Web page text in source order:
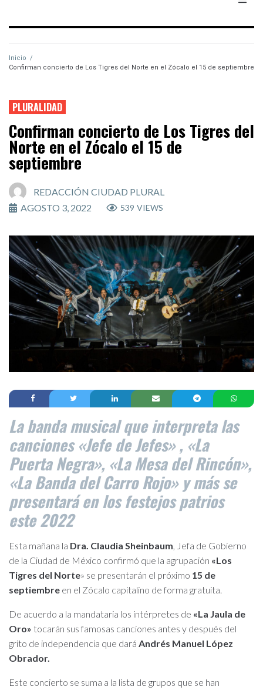
Inicio /
Confirman concierto de Los Tigres del Norte en el Zócalo el 15 de septiembre
PLURALIDAD
Confirman concierto de Los Tigres del
Norte en el Zócalo el 15 de
septiembre
REDACCIÓN CIUDAD PLURAL
AGOSTO 3, 2022
539 VIEWS
La banda musical que interpreta las
canciones «Jefe de Jefes» , «La
Puerta Negra», «La Mesa del Rincón»,
«La Banda del Carro Rojo» y más se
presentará en los festejos patrios
este 2022
Esta mañana la Dra. Claudia Sheinbaum, Jefa de Gobierno
de la Ciudad de México confirmó que la agrupación «Los
Tigres del Norte» se presentarán el próximo 15 de
septiembre en el Zócalo capitalino de forma gratuita.
De acuerdo a la mandataria los intérpretes de «La Jaula de
Oro» tocarán sus famosas canciones antes y después del
grito de independencia que dará Andrés Manuel López
Obrador.
Este concierto se suma a la lista de grupos que se han